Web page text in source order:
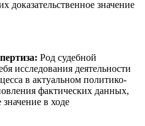
значение
Род судебной
исследования деятельности
в актуальном политико-
фактических данных,
в ходе